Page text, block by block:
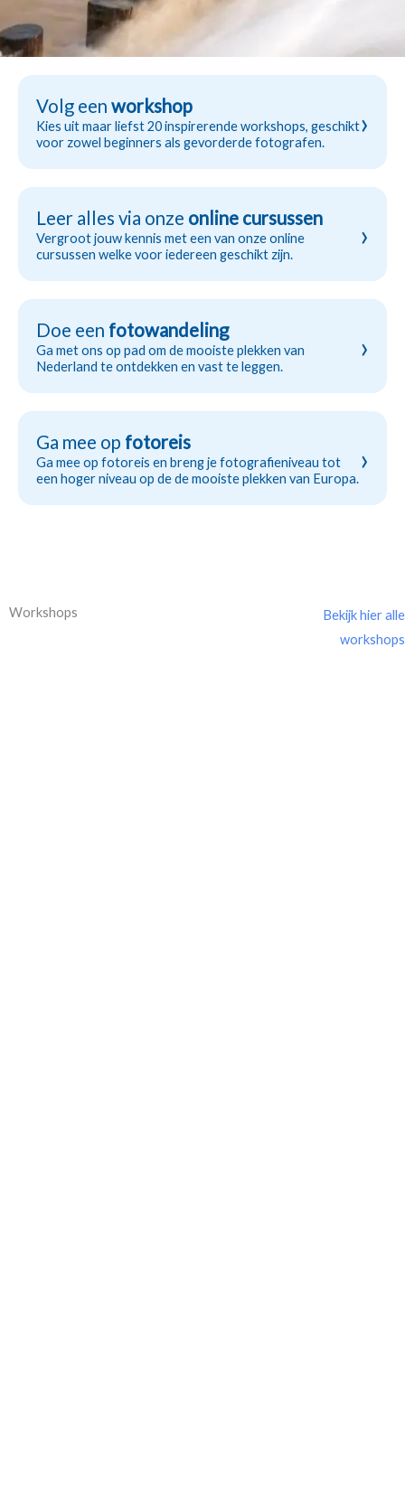
Volg een workshop
Kies uit maar liefst 20 inspirerende workshops, geschikt
voor zowel beginners als gevorderde fotografen.
›
Leer alles via onze online cursussen
Vergroot jouw kennis met een van onze online
cursussen welke voor iedereen geschikt zijn.
›
Doe een fotowandeling
Ga met ons op pad om de mooiste plekken van
Nederland te ontdekken en vast te leggen.
›
Ga mee op fotoreis
Ga mee op fotoreis en breng je fotografieniveau tot
een hoger niveau op de de mooiste plekken van Europa.
›
Workshops
Bekijk hier alle
workshops